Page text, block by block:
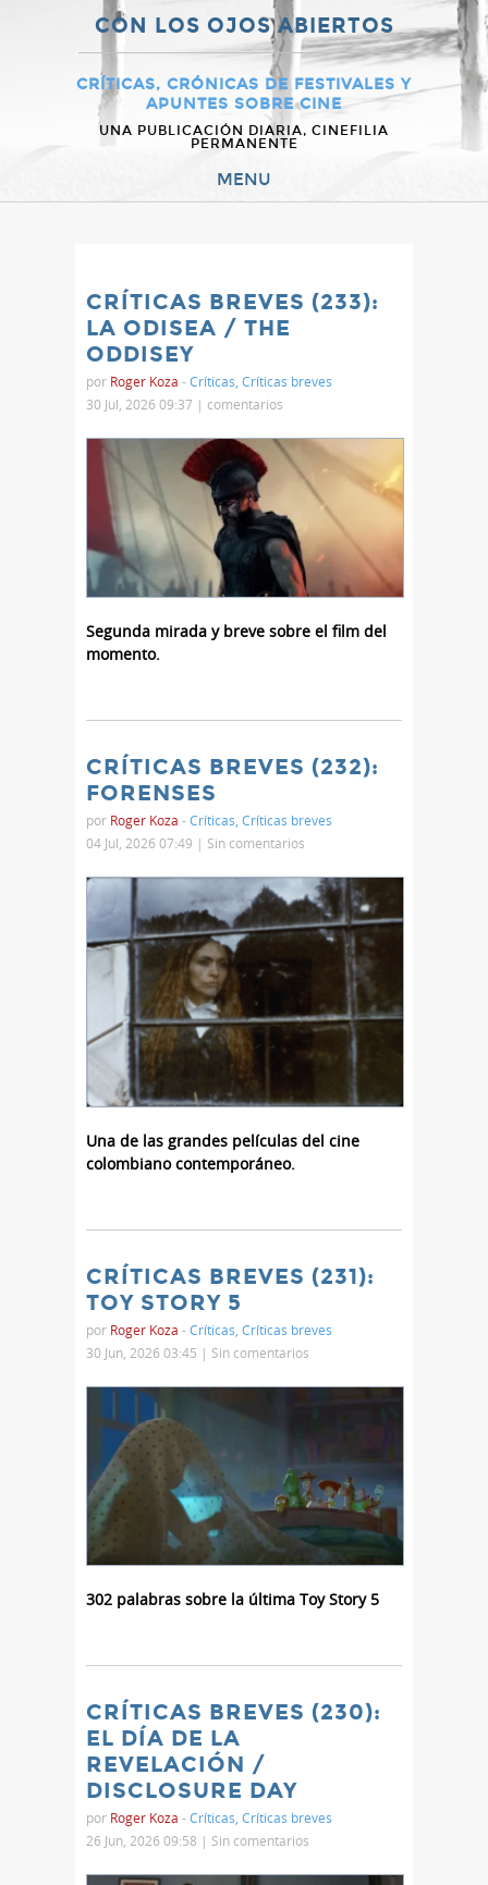
CON LOS OJOS ABIERTOS
CRÍTICAS, CRÓNICAS DE FESTIVALES Y
APUNTES SOBRE CINE
UNA PUBLICACIÓN DIARIA, CINEFILIA
PERMANENTE
MENU
CRÍTICAS BREVES (233):
LA ODISEA / THE
ODDISEY
por Roger Koza -Críticas Críticas breves
30 Jul, 2026 09:37 | comentarios
Segunda mirada y breve sobre el film del
momento.
CRÍTICAS BREVES (232):
FORENSES
por Roger Koza -Críticas Críticas breves
04 Jul, 2026 07:49 | Sin comentarios
Una de las grandes películas del cine
colombiano contemporáneo.
CRÍTICAS BREVES (231):
TOY STORY 5
por Roger Koza -Críticas Críticas breves
30 Jun, 2026 03:45 | Sin comentarios
302 palabras sobre la última Toy Story 5
CRÍTICAS BREVES (230):
EL DÍA DE LA
REVELACIÓN /
DISCLOSURE DAY
por Roger Koza -Críticas Críticas breves
26 Jun, 2026 09:58 | Sin comentarios